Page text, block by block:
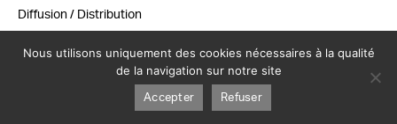
Diffusion / Distribution
Mentions légales
Nous utilisons uniquement des cookies nécessaires à la qualité
de la navigation sur notre site
Accepter Refuser